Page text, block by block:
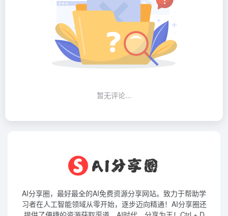
暂无评论...
AI分享圈，最好最全的AI免费资源分享网站。致力于帮助学
习者在人工智能领域从零开始，逐步迈向精通！AI分享圈还